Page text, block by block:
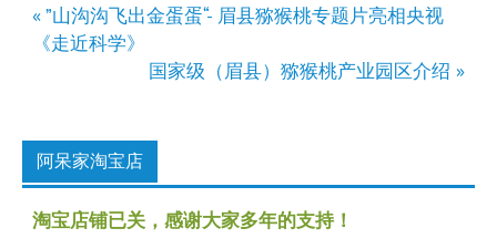
文
章
« ”山沟沟飞出金蛋蛋“- 眉县猕猴桃专题片亮相央视
《走近科学》
国家级（眉县）猕猴桃产业园区介绍 »
阿呆家淘宝店
淘宝店铺已关，感谢大家多年的支持！